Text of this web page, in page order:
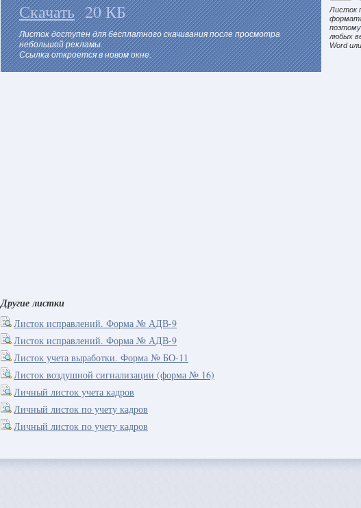
Скачать 20 КБ
Листок доступен для бесплатного скачивания после просмотра
небольшой рекламы.
Ссылка откроется в новом окне.
Листок
любых
Word
Другие листки
Листок исправлений. Форма № АДВ-9
Листок исправлений. Форма № АДВ-9
Листок учета выработки. Форма № БО-11
Листок воздушной сигнализации (форма № 16)
Личный листок учета кадров
Личный листок по учету кадров
Личный листок по учету кадров